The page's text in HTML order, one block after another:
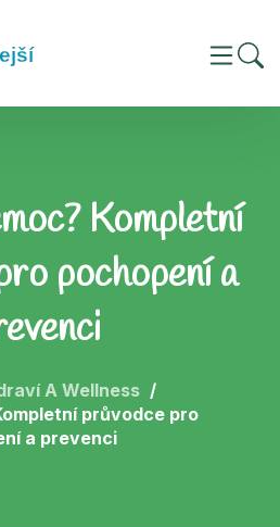
Kompletní
pochopení a
A Wellness
průvodce pro
a prevenci